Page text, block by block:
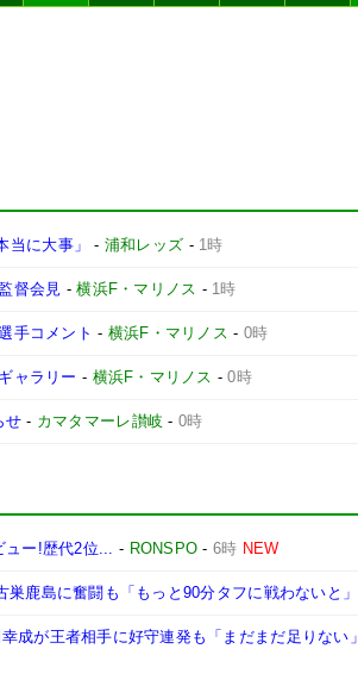
に大事」 - 浦和レッズ - 1時
督会見 -横浜F・マリノス - 1時
手コメント - 横浜F・マリノス - 0時
ャラリー - 横浜F・マリノス -0時
せ - カマタマーレ讃岐 - 0時
ュー!歴代2位... - RONSPO - 6時 NEW
鹿島に奮闘も「もっと90分タフに戦わないと」
成が王者相手に好守連発も「まだまだ足りない」